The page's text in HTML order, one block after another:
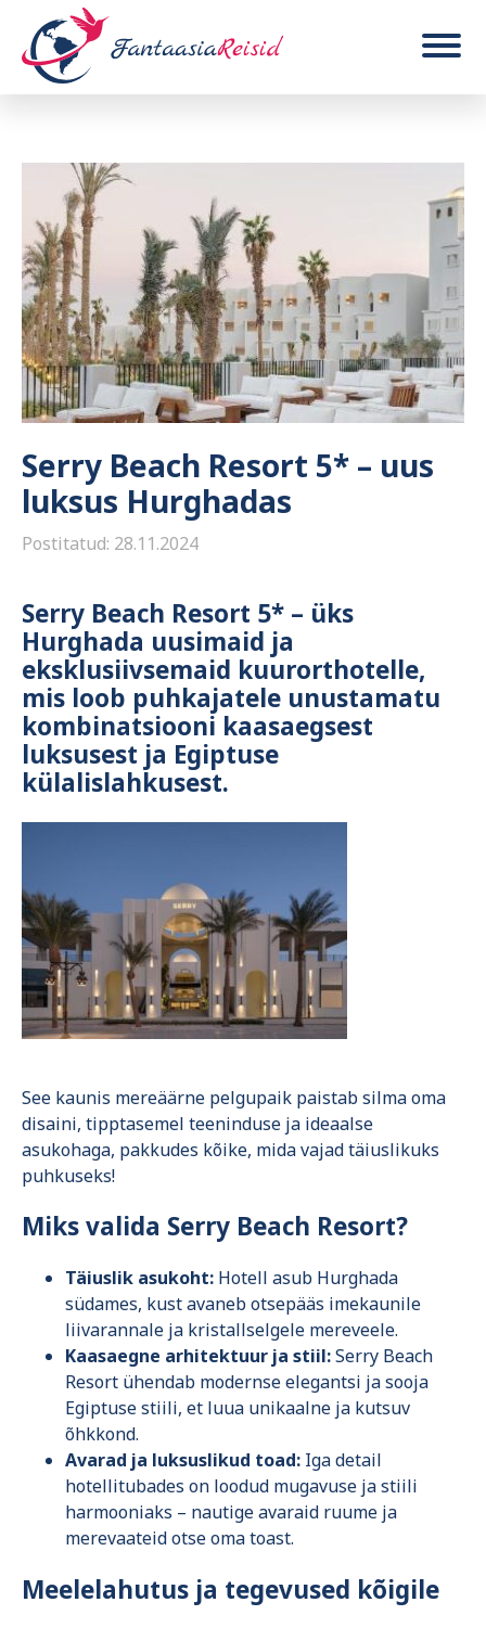
Serry Beach Resort 5* – uus
luksus Hurghadas
Postitatud: 28.11.2024
Serry Beach Resort 5* – üks
Hurghada uusimaid ja
eksklusiivsemaid kuurorthotelle,
mis loob puhkajatele unustamatu
kombinatsiooni kaasaegsest
luksusest ja Egiptuse
külalislahkusest.
See kaunis mereäärne pelgupaik paistab silma oma
disaini, tipptasemel teeninduse ja ideaalse
asukohaga, pakkudes kõike, mida vajad täiuslikuks
puhkuseks!
Miks valida Serry Beach Resort?
Täiuslik asukoht: Hotell asub Hurghada
südames, kust avaneb otsepääs imekaunile
liivarannale ja kristallselgele mereveele.
Kaasaegne arhitektuur ja stiil:Serry Beach
Resort ühendab modernse elegantsi ja sooja
Egiptuse stiili, et luua unikaalne ja kutsuv
õhkkond.
Avarad ja luksuslikud toad: Iga detail
hotellitubades on loodud mugavuse ja stiili
harmooniaks – nautige avaraid ruume ja
merevaateid otse oma toast.
Meelelahutus ja tegevused kõigile